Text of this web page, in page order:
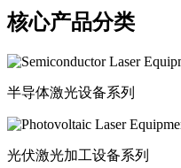
核心产品分类
半导体激光设备系列
光伏激光加工设备系列